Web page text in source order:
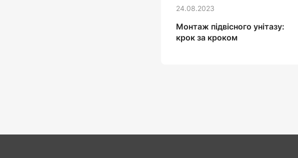
24.08.2023
Монтаж підвісного унітазу:
крок за кроком